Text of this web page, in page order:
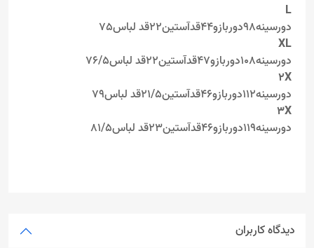
L
دورسینه98دوربازو44قدآستین22قد لباس75
XL
دورسینه108دوربازو47قدآستین22قد لباس76/5
2X
دورسینه112دوربازو46قدآستین21/5قد لباس79
3X
دورسینه119دوربازو46قدآستین23قد لباس81/5
دیدگاه کاربران